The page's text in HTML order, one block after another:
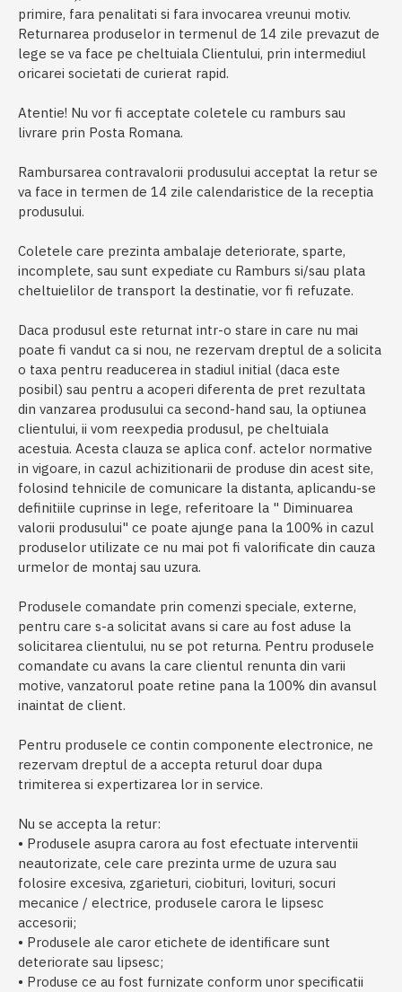
primire, fara penalitati si fara invocarea vreunui motiv.
Returnarea produselor in termenul de 14 zile prevazut de
lege se va face pe cheltuiala Clientului, prin intermediul
oricarei societati de curierat rapid.
Atentie! Nu vor fi acceptate coletele cu ramburs sau
livrare prin Posta Romana.
Rambursarea contravalorii produsului acceptat la retur se
va face in termen de 14 zile calendaristice de la receptia
produsului.
Coletele care prezinta ambalaje deteriorate, sparte,
incomplete, sau sunt expediate cu Ramburs si/sau plata
cheltuielilor de transport la destinatie, vor fi refuzate.
Daca produsul este returnat intr-o stare in care nu mai
poate fi vandut ca si nou, ne rezervam dreptul de a solicita
o taxa pentru readucerea in stadiul initial (daca este
posibil) sau pentru a acoperi diferenta de pret rezultata
din vanzarea produsului ca second-hand sau, la optiunea
clientului, ii vom reexpedia produsul, pe cheltuiala
acestuia. Acesta clauza se aplica conf. actelor normative
in vigoare, in cazul achizitionarii de produse din acest site,
folosind tehnicile de comunicare la distanta, aplicandu-se
definitiile cuprinse in lege, referitoare la " Diminuarea
valorii produsului" ce poate ajunge pana la 100% in cazul
produselor utilizate ce nu mai pot fi valorificate din cauza
urmelor de montaj sau uzura.
Produsele comandate prin comenzi speciale, externe,
pentru care s-a solicitat avans si care au fost aduse la
solicitarea clientului, nu se pot returna. Pentru produsele
comandate cu avans la care clientul renunta din varii
motive, vanzatorul poate retine pana la 100% din avansul
inaintat de client.
Pentru produsele ce contin componente electronice, ne
rezervam dreptul de a accepta returul doar dupa
trimiterea si expertizarea lor in service.
Nu se accepta la retur:
• Produsele asupra carora au fost efectuate interventii
neautorizate, cele care prezinta urme de uzura sau
folosire excesiva, zgarieturi, ciobituri, lovituri, socuri
mecanice / electrice, produsele carora le lipsesc
accesorii;
• Produsele ale caror etichete de identificare sunt
deteriorate sau lipsesc;
• Produse ce au fost furnizate conform unor specificatii